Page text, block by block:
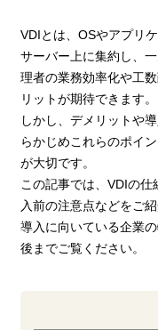
VDIとは、OSやアプリ
サーバー上に集約し、
理者の業務効率化や工
リットが期待できます。
しかし、デメリットや
らかじめこれらのポイ
が大切です。
この記事では、VDIの
入前の注意点などをご紹
導入に向いている企業
後までご覧ください。